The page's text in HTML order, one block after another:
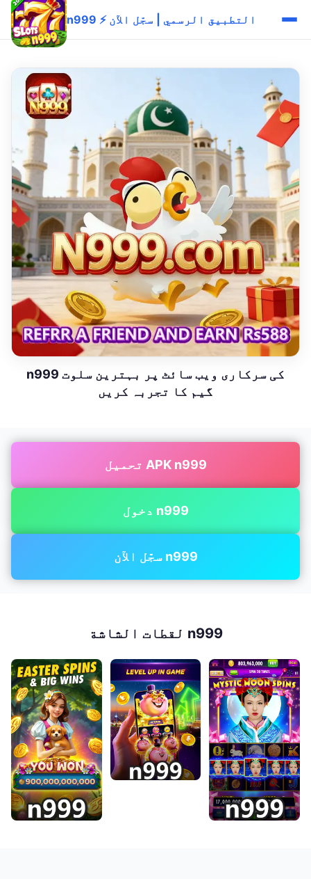
n999 ⚡ التطبيق الرسمي | سجّل الآن
n999 کی سرکاری ویب سائٹ پر بہترین سلوت
گیم کا تجربہ کریں
تحميل APK n999
دخول n999
سجّل الآن n999
لقطات الشاشة n999